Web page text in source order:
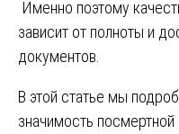
Именно поэтому
зависит от полноты и
документов.
В этой статье мы
значимость